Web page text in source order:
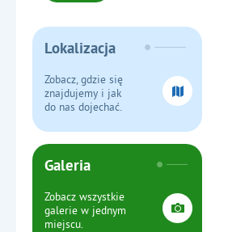
Lokalizacja
Zobacz, gdzie się
znajdujemy i jak
do nas dojechać.
Galeria
Zobacz wszystkie
galerie w jednym
miejscu.